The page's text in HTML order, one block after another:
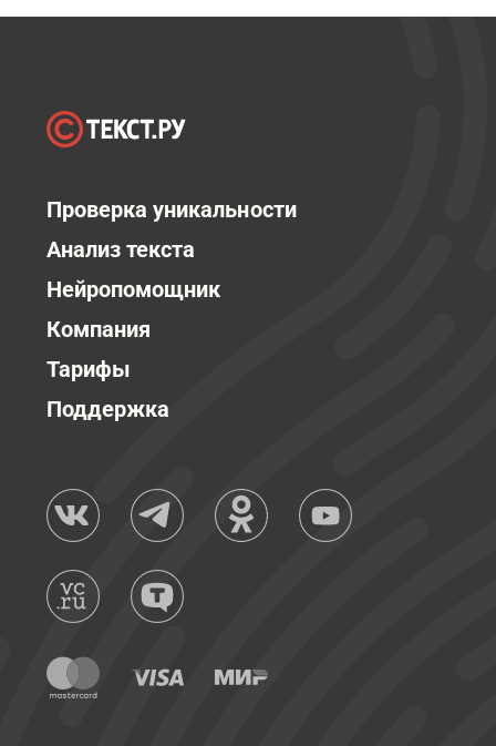
Проверка уникальности
Анализ текста
Нейропомощник
Компания
Тарифы
Поддержка